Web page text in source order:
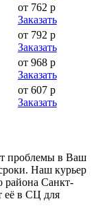
от 762 р
Заказать
от 792 р
Заказать
от 968 р
Заказать
от 607 р
Заказать
проблемы в Ваш
Наш курьер
района Санкт-
её в СЦ для